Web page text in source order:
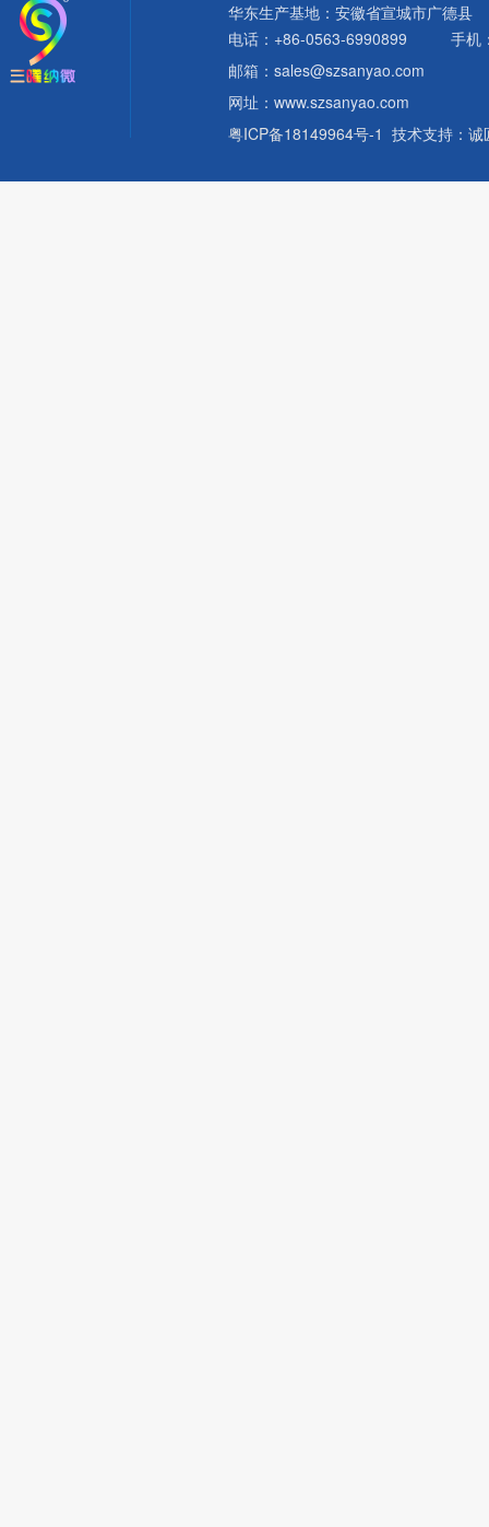
华东生产基地：安徽省宣城市广德县
电话：+86-0563-6990899 手机
邮箱：sales@szsanyao.com
网址：www.szsanyao.com
粤ICP备18149964号-1 技术支持： 诚